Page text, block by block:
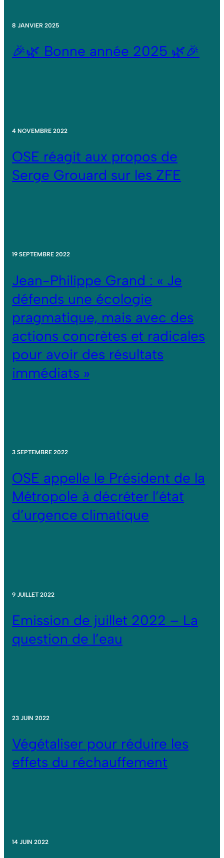
8 JANVIER 2025
🎉🌿 Bonne année 2025 🌿🎉
4 NOVEMBRE 2022
OSE réagit aux propos de
Serge Grouard sur les ZFE
19 SEPTEMBRE 2022
Jean-Philippe Grand : « Je
défends une écologie
pragmatique, mais avec des
actions concrètes et radicales
pour avoir des résultats
immédiats »
3 SEPTEMBRE 2022
OSE appelle le Président de la
Métropole à décréter l’état
d’urgence climatique
9 JUILLET 2022
Emission de juillet 2022 – La
question de l’eau
23 JUIN 2022
Végétaliser pour réduire les
effets du réchauffement
14 JUIN 2022